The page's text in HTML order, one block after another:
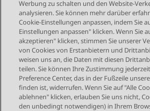
Funktionen des
Dokumentationscenters
STAY CONNECTED
Werbung zu schalten und den Website-
analysieren. Sie können mehr darüber
Cookie-Einstellungen anpassen, indem Sie
Einstellungen anpassen" klicken. Wenn Sie
akzeptieren" klicken, stimmen Sie unserer
von Cookies von Erstanbietern und
weisen uns an, die Daten mit diesen
teilen. Sie können Ihre Zustimmung
Preference Center, das in der Fußzeile
finden ist, widerrufen. Wenn Sie auf "Alle
ablehnen" klicken, erlauben Sie uns nicht,
den unbedingt notwendigen) in Ihrem